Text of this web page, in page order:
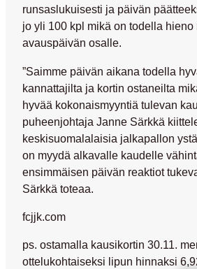
runsaslukuisesti ja päivän
jo yli 100 kpl mikä on todella hieno
avauspäivän osalle.
”Saimme päivän aikana todella
kannattajilta ja kortin ostaneilta
hyvää kokonaismyyntiä tulevan
puheenjohtaja Janne Särkkä
keskisuomalalaisia jalkapallon
on myydä alkavalle kaudelle
ensimmäisen päivän reaktiot
Särkkä toteaa.
fcjjk.com
ps. ostamalla kausikortin 30.11.
ottelukohtaiseksi lipun hinnaksi